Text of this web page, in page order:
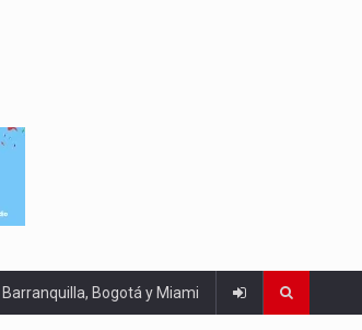
Barranquilla, Bogotá y Miami